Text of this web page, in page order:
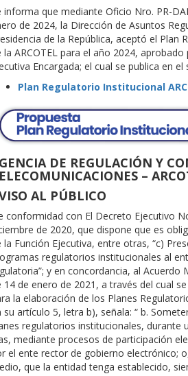
informa que mediante Oficio Nro. PR-
de 2024, la Dirección de Asuntos
de la República, aceptó el Plan
la ARCOTEL para el año 2024,
Encargada; el cual se publica en el
Plan Regulatorio Institucional
DE REGULACIÓN Y
–
AL PÚBLICO
conformidad con El Decreto Ejecutivo
de 2020, que dispone que es
la Función Ejecutiva, entre otras, “c)
regulatorios institucionales al
y en concordancia, al Acuerdo
14 de enero de 2021, a través del cual
la elaboración de los Planes
su artículo 5, letra b), señala: “ b.
regulatorios institucionales, durante
mediante procesos de participación
el ente rector de gobierno electrónico;
que la entidad tenga establecido,